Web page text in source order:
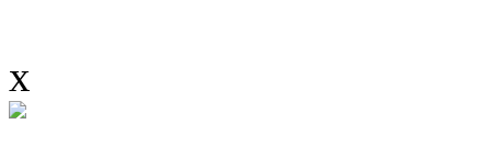
x